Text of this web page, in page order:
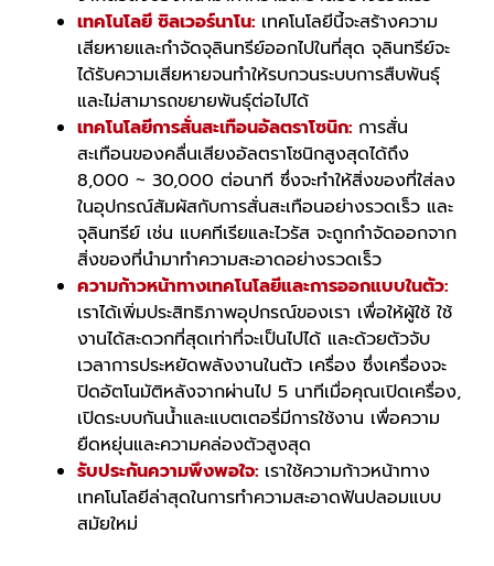
เทคโนโลยี ซิลเวอร์นาโน: เทคโนโลยีนี้จะสร้างความ
เสียหายและกำจัดจุลินทรีย์ออกไปในที่สุด จุลินทรีย์จะ
ได้รับความเสียหายจนทำให้รบกวนระบบการสืบพันธุ์
และไม่สามารถขยายพันธุ์ต่อไปได้
เทคโนโลยีการสั่นสะเทือนอัลตราโซนิก: การสั่น
สะเทือนของคลื่นเสียงอัลตราโซนิกสูงสุดได้ถึง
8,000 ~ 30,000 ต่อนาที ซึ่งจะทำให้สิ่งของที่ใส่ลง
ในอุปกรณ์สัมผัสกับการสั่นสะเทือนอย่างรวดเร็ว และ
จุลินทรีย์ เช่น แบคทีเรียและไวรัส จะถูกกำจัดออกจาก
สิ่งของที่นำมาทำความสะอาดอย่างรวดเร็ว
ความก้าวหน้าทางเทคโนโลยีและการออกแบบในตัว:
เราได้เพิ่มประสิทธิภาพอุปกรณ์ของเรา เพื่อให้ผู้ใช้ ใช้
งานได้สะดวกที่สุดเท่าที่จะเป็นไปได้ และด้วยตัวจับ
เวลาการประหยัดพลังงานในตัว เครื่อง ซึ่งเครื่องจะ
ปิดอัตโนมัติหลังจากผ่านไป 5 นาทีเมื่อคุณเปิดเครื่อง,
เปิดระบบกันน้ำและแบตเตอรี่มีการใช้งาน เพื่อความ
ยืดหยุ่นและความคล่องตัวสูงสุด
รับประกันความพึงพอใจ: เราใช้ความก้าวหน้าทาง
เทคโนโลยีล่าสุดในการทำความสะอาดฟันปลอมแบบ
สมัยใหม่